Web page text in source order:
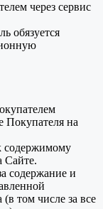
через сервис
обязуется
Покупателя на
содержимому
Сайте.
содержание и
том числе за все